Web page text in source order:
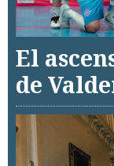
El
de